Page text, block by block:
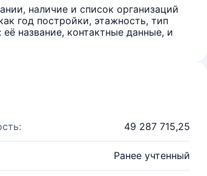
наличие и список организаций
год постройки, этажность, тип
название, контактные данные, и
49 287 715,25
Ранее учтенный